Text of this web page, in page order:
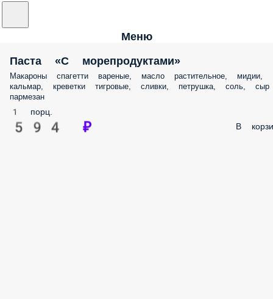
Меню
Паста «С морепродуктами»
Макароны спагетти вареные, масло растительное, мидии,
кальмар, креветки тигровые, сливки, петрушка, соль, сыр
пармезан
1 порц.
594 ₽ В